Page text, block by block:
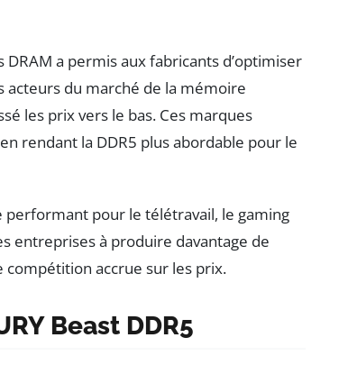
DRAM a permis aux fabricants d’optimiser
acteurs du marché de la mémoire
les prix vers le bas. Ces marques
rendant la DDR5 plus abordable pour le
pour le télétravail, le gaming
entreprises à produire davantage de
compétition accrue sur les prix.
Beast DDR5